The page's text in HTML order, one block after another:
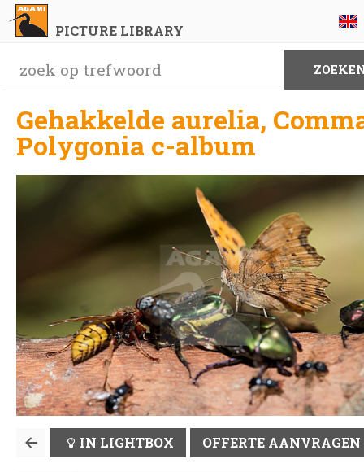
PICTURE LIBRARY
Gehakkelde aurelia,
Polygonia c-album
IN LIGHTBOX OFFERTE AANVRAGEN